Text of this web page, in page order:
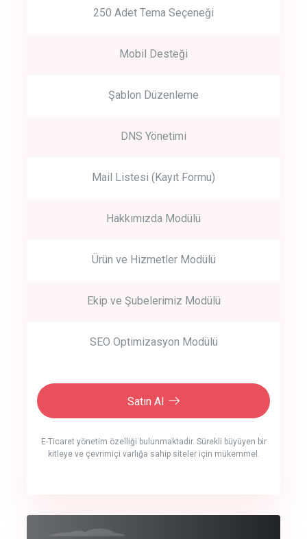
250 Adet Tema Seçeneği
Mobil Desteği
Şablon Düzenleme
DNS Yönetimi
Mail Listesi (Kayıt Formu)
Hakkımızda Modülü
Ürün ve Hizmetler Modülü
Ekip ve Şubelerimiz Modülü
SEO Optimizasyon Modülü
Satın Al
E-Ticaret yönetim özelliği bulunmaktadır. Sürekli büyüyen bir
kitleye ve çevrimiçi varlığa sahip siteler için mükemmel.
crm auto cync